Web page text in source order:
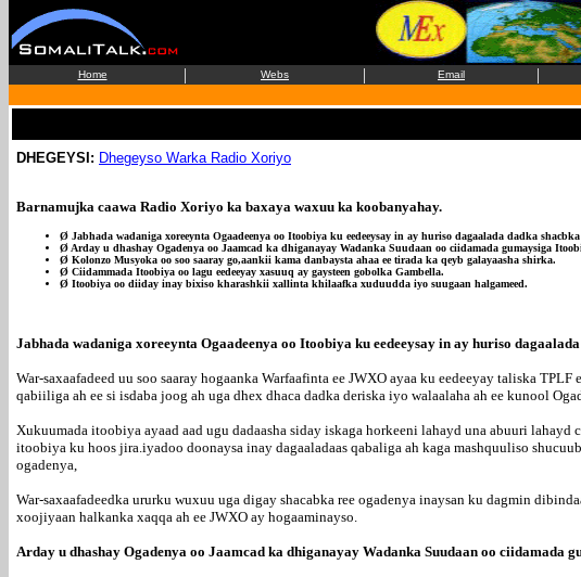
Home | Webs | Email |
DHEGEYSI: Dhegeyso Warka Radio Xoriyo
Barnamujka caawa Radio Xoriyo ka baxaya waxuu ka koobanyahay.
Ø Jabhada wadaniga xoreeynta Ogaadeenya oo Itoobiya ku eedeeysay in ay huriso dagaalada dadka
Ø Arday u dhashay Ogadenya oo Jaamcad ka dhiganayay Wadanka Suudaan oo ciidamada gumaysiga
Ø Kolonzo Musyoka oo soo saaray go,aankii kama danbaysta ahaa ee tirada ka qeyb galayaasha shirka.
Ø Ciidammada Itoobiya oo lagu eedeeyay xasuuq ay gaysteen gobolka Gambella.
Ø Itoobiya oo diiday inay bixiso kharashkii xallinta khilaafka xuduudda iyo suugaan halgameed.
Jabhada wadaniga xoreeynta Ogaadeenya oo Itoobiya ku eedeeysay in ay huriso
War-saxaafadeed uu soo saaray hogaanka Warfaafinta ee JWXO ayaa ku eedeeyay taliska
qabiiliga ah ee si isdaba joog ah uga dhex dhaca dadka deriska iyo walaalaha ah ee kunool
Xukuumada itoobiya ayaad aad ugu dadaasha siday iskaga horkeeni lahayd una abuuri
itoobiya ku hoos jira.iyadoo doonaysa inay dagaaladaas qabaliga ah kaga mashquuliso
ogadenya,
War-saxaafadeedka ururku wuxuu uga digay shacabka ree ogadenya inaysan ku dagmin
xoojiyaan halkanka xaqqa ah ee JWXO ay hogaaminayso.
Arday u dhashay Ogadenya oo Jaamcad ka dhiganayay Wadanka Suudaan oo ciidamada